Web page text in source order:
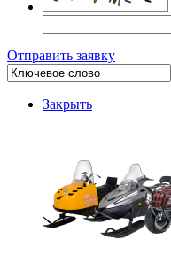
Отправить заявку
Закрыть